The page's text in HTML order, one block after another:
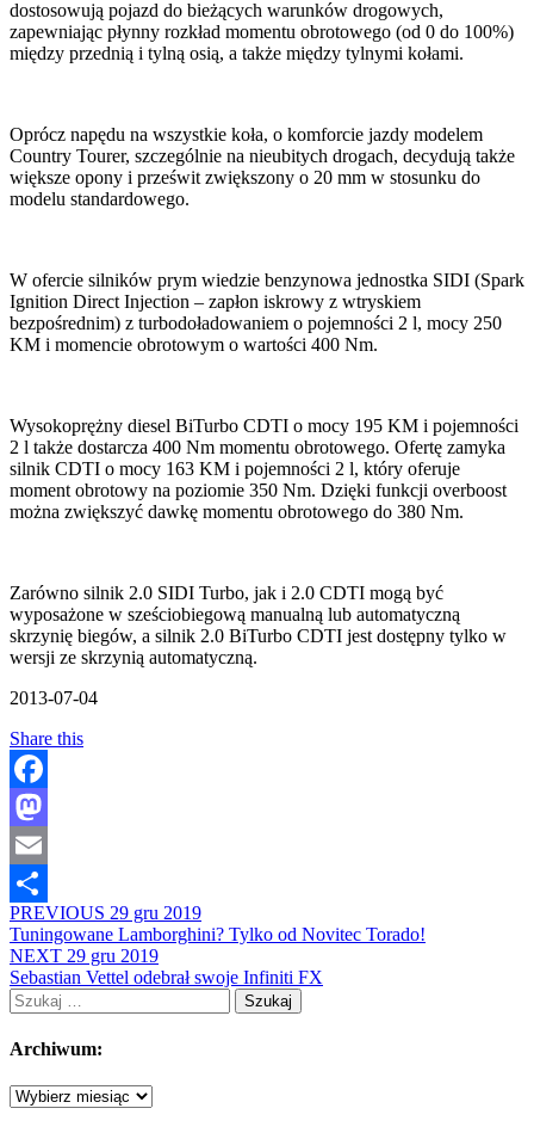
dostosowują pojazd do bieżących warunków drogowych,
zapewniając płynny rozkład momentu obrotowego (od 0 do 100%)
między przednią i tylną osią, a także między tylnymi kołami.
Oprócz napędu na wszystkie koła, o komforcie jazdy modelem
Country Tourer, szczególnie na nieubitych drogach, decydują także
większe opony i prześwit zwiększony o 20 mm w stosunku do
modelu standardowego.
W ofercie silników prym wiedzie benzynowa jednostka SIDI (Spark
Ignition Direct Injection – zapłon iskrowy z wtryskiem
bezpośrednim) z turbodoładowaniem o pojemności 2 l, mocy 250
KM i momencie obrotowym o wartości 400 Nm.
Wysokoprężny diesel BiTurbo CDTI o mocy 195 KM i pojemności
2 l także dostarcza 400 Nm momentu obrotowego. Ofertę zamyka
silnik CDTI o mocy 163 KM i pojemności 2 l, który oferuje
moment obrotowy na poziomie 350 Nm. Dzięki funkcji overboost
można zwiększyć dawkę momentu obrotowego do 380 Nm.
Zarówno silnik 2.0 SIDI Turbo, jak i 2.0 CDTI mogą być
wyposażone w sześciobiegową manualną lub automatyczną
skrzynię biegów, a silnik 2.0 BiTurbo CDTI jest dostępny tylko w
wersji ze skrzynią automatyczną.
2013-07-04
Share this
Facebook
Mastodon
Email
Share
PREVIOUS 29 gru 2019
Tuningowane Lamborghini? Tylko od Novitec Torado!
NEXT 29 gru 2019
Sebastian Vettel odebrał swoje Infiniti FX
Szukaj:
Archiwum:
Archiwum: